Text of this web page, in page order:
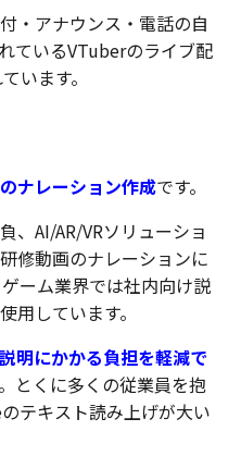
・アナウンス・電話の自
ているVTuberのライブ配
います。
ナレーション作成です。
、AI/AR/VRソリューショ
修動画のナレーションに
ーム業界では社内向け説
用しています。
説明にかかる負担を軽減で
とくに多くの従業員を抱
テキスト読み上げが大い